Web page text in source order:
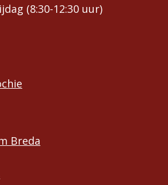
(8:30-12:30 uur)
Breda